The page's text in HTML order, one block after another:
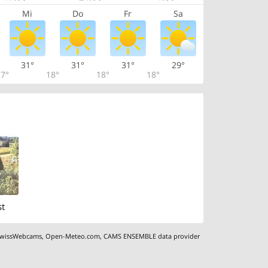
Mi Do Fr Sa
31°
18°
31°
18°
31°
18°
29°
,Open-Meteo.com,CAMS ENSEMBLE data provider